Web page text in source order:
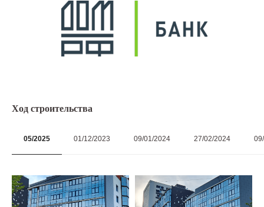
Ход строительства
05/2025 01/12/2023 09/01/2024 27/02/2024